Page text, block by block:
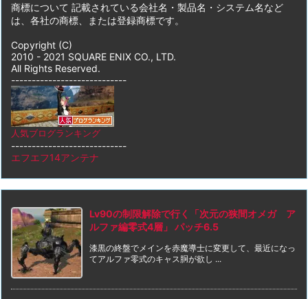
商標について 記載されている会社名・製品名・システム名など
は、各社の商標、または登録商標です。
Copyright (C)
2010 - 2021 SQUARE ENIX CO., LTD.
All Rights Reserved.
----------------------------
人気ブログランキング
----------------------------
エフエフ14アンテナ
Lv90の制限解除で行く「次元の狭間オメガ ア
ルファ編零式4層」 パッチ6.5
漆黒の終盤でメインを赤魔導士に変更して、最近になっ
てアルファ零式のキャス胴が欲し ...